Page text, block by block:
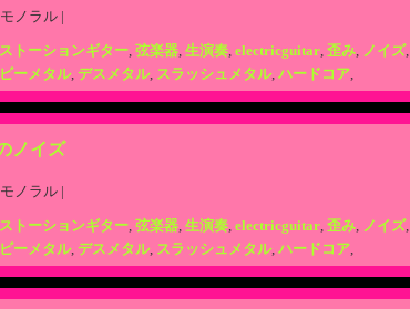
ノラル |
トーションギター, 弦楽器, 生演奏, electricguitar, 歪み, ノイズ,
ーメタル, デスメタル, スラッシュメタル, ハードコア,
ノイズ
ノラル |
トーションギター, 弦楽器, 生演奏, electricguitar, 歪み, ノイズ,
ーメタル, デスメタル, スラッシュメタル, ハードコア,